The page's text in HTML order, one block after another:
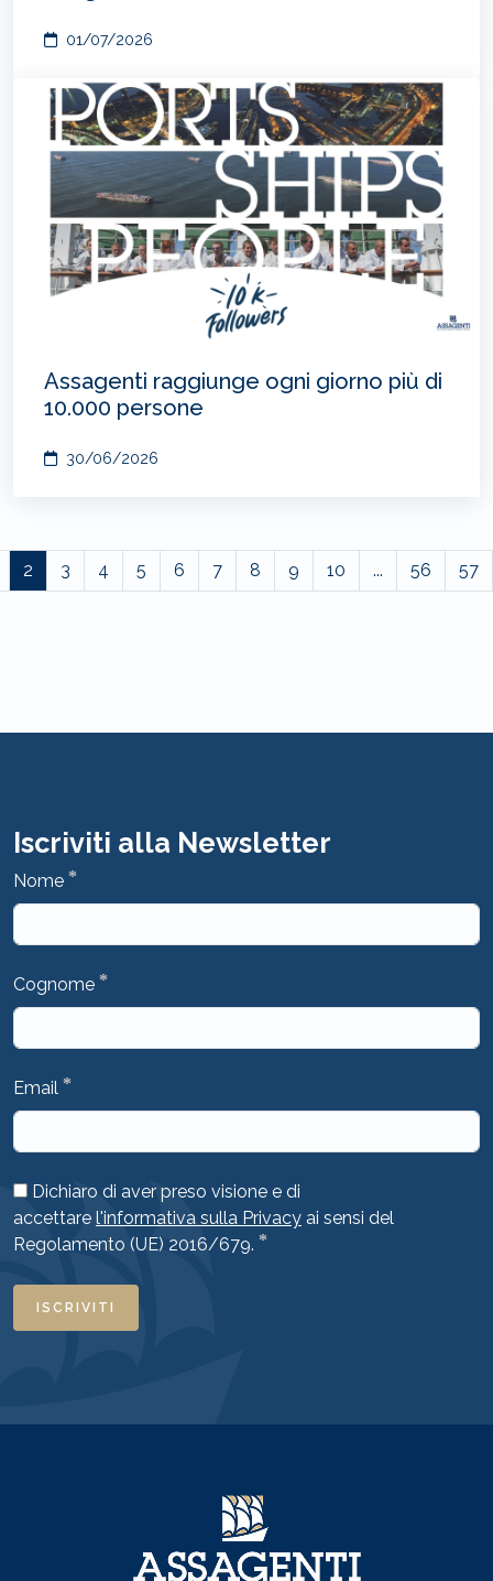
01/07/2026
Assagenti raggiunge ogni giorno più di
10.000 persone
30/06/2026
2 3 4 5 6 7 8 9 10 ... 56 57
Iscriviti alla Newsletter
Nome *
Cognome *
Email *
Dichiaro di aver preso visione e di
accettare l'informativa sulla Privacy ai sensi del
Regolamento (UE) 2016/679. *
ISCRIVITI